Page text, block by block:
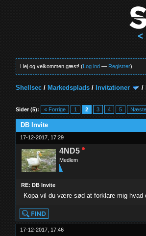
Hej og velkommen gæst! (Log ind — Registrer)
Shellsec / Markedsplads / Invitationer /
Sider (5): « Forrige 1 2 3 4 5
DB Invite
17-12-2017, 17:29
4ND5
Medlem
RE: DB Invite
Kopa vil du være sød at forklare mig hvad
17-12-2017, 17:46